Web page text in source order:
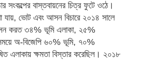
সংকল্পের বাস্তবায়নের চিত্র ফুটে ওঠে।
যায়, ভোট এবং আসন বিচারে ২০১৪ সালে
করত ৩৪% ভূমি এলাকা, ২৫%
অ-বিজেপি ৬০% ভূমি, ৭০%
এলাকায় ক্ষমতা বিস্তার করেছিল। ২০১৮